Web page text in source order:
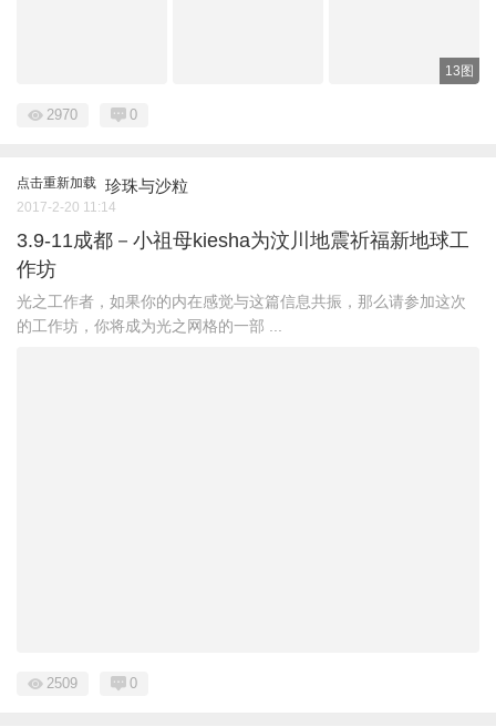
13图
2970 0
点击重新加载 珍珠与沙粒
2017-2-20 11:14
3.9-11成都－小祖母kiesha为汶川地震祈福新地球工
作坊
光之工作者，如果你的内在感觉与这篇信息共振，那么请参加这次
的工作坊，你将成为光之网格的一部 ...
2509 0